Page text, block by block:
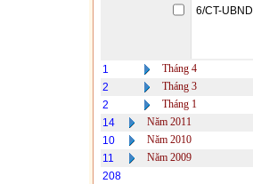
6/CT-UBND
1
Tháng 4
2
Tháng 3
2
Tháng 1
14
Năm 2011
10
Năm 2010
11
Năm 2009
208